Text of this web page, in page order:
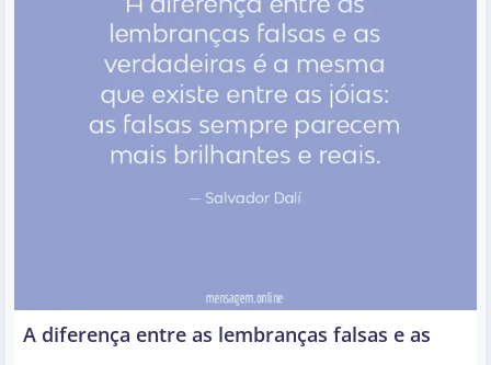
A diferença entre as lembranças falsas e as